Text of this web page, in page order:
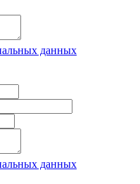
данных
данных